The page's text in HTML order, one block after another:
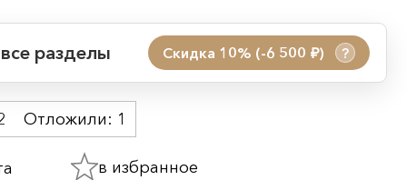
разделы Скидка 10% (-6 500 руб.) ?
Отложили: 1
в избранное